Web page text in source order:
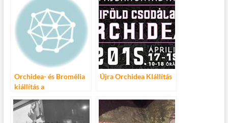
Orchidea- és Bromélia
kiállítás a
Újra Orchidea KIállítás